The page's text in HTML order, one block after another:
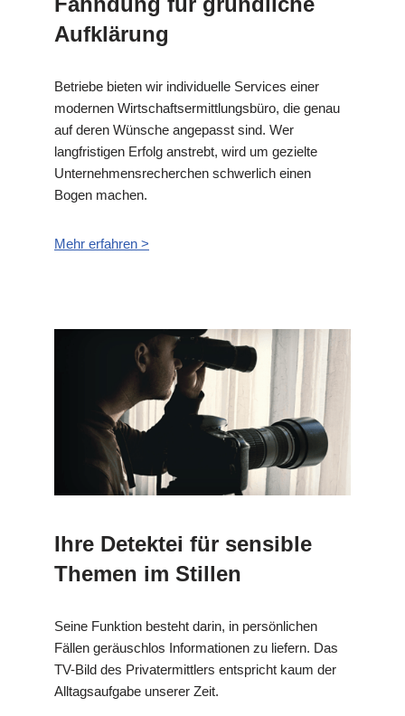
Aufklärung
Betriebe bieten wir individuelle Services einer
modernen Wirtschaftsermittlungsbüro, die genau
auf deren Wünsche angepasst sind. Wer
langfristigen Erfolg anstrebt, wird um gezielte
Unternehmensrecherchen schwerlich einen
Bogen machen.
Mehr erfahren >
Ihre Detektei für sensible
Themen im Stillen
Seine Funktion besteht darin, in persönlichen
Fällen geräuschlos Informationen zu liefern. Das
TV-Bild des Privatermittlers entspricht kaum der
Alltagsaufgabe unserer Zeit.